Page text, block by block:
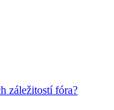
záležitostí fóra?